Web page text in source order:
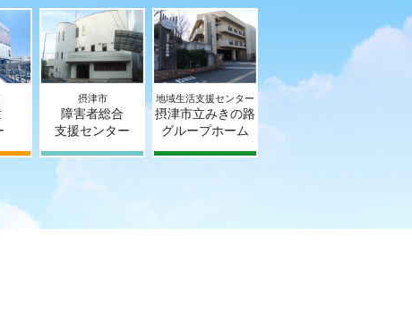
摂津市
障害者総合
支援センター
地域生活支援センター
摂津市立みきの路
グループホーム